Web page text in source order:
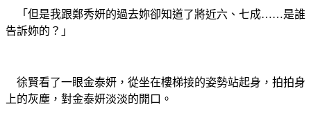
「但是我跟鄭秀妍的過去妳卻知道了將近六、七成……是誰
告訴妳的？」
徐賢看了一眼金泰妍，從坐在樓梯接的姿勢站起身，拍拍身
上的灰塵，對金泰妍淡淡的開口。